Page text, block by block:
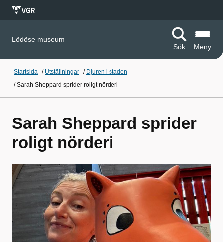
Lödöse museum
Sök
Meny
Startsida / Utställningar / Djuren i staden
/Sarah Sheppard sprider roligt nörderi
Sarah Sheppard sprider
roligt nörderi